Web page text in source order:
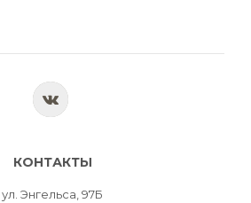
КОНТАКТЫ
ул. Энгельса, 97Б